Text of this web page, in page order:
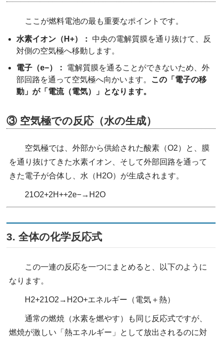
ここが燃料電池の最も重要なポイントです。
水素イオン（H+）： 中央の電解質膜を通り抜けて、反
対側の空気極へ移動します。
電子（e−）：
電解質膜を通ることができないため、外
部回路を通って空気極へ向かいます。 この「電子の移
動」が「電流（電気）」となります。
③ 空気極での反応（水の生成）
空気極では、外部から供給された酸素（O2​）と、膜
を通り抜けてきた水素イオン、そして外部回路を通って
きた電子が合体し、水（H2​O）が生成されます。
21​O2​+2H++2e−→H2​O
3. 全体の化学反応式
この一連の反応を一つにまとめると、以下のように
なります。
H2​+21​O2​→H2​O+エネルギー（電気＋熱）
通常の燃焼（水素を燃やす）も同じ反応式ですが、
燃焼が激しい「熱エネルギー」として放出されるのに対